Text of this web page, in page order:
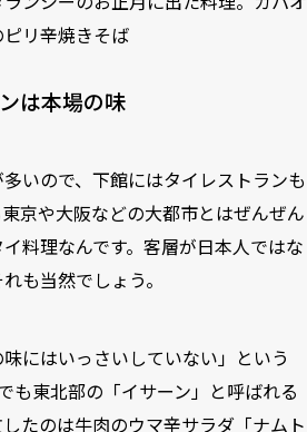
リ辛焼きそば
は本場の味
いので、下館にはタイレストランも
京や大阪などの大都市とはぜんぜん
料理なんです。客層が日本人ではな
も当然でしょう。
にはいっさいしていない」という
も東北部の「イサーン」と呼ばれる
たのは牛肉のウマ辛サラダ「ナムト